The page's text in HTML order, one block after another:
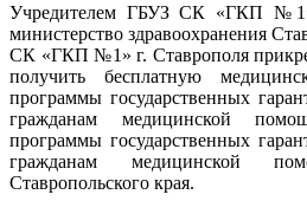
Учредителем ГБУЗ СК «ГКП №1»
министерство здравоохранения
СК «ГКП №1» г. Ставрополя
получить бесплатную
программы государственных
гражданам медицинской
программы государственных
гражданам медицинской
Ставропольского края.